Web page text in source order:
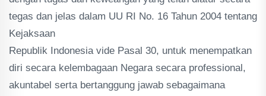
tegas dan jelas dalam UU RI No. 16 Tahun 2004 tentang
Kejaksaan
Republik Indonesia vide Pasal 30, untuk menempatkan
diri secara kelembagaan Negara secara professional,
akuntabel serta bertanggung jawab sebagaimana